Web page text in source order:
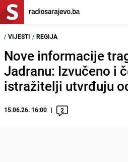
/ VIJESTI / REGIJA
Nove informacije
Jadranu: Izvučeno i
istražitelji utvrđuju
15.06.26. 16:00 2